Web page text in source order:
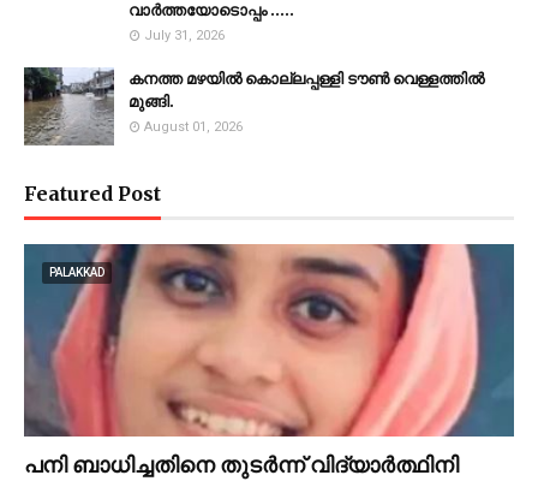
വാർത്തയോടൊപ്പം .....
July 31, 2026
കനത്ത മഴയില്‍ കൊല്ലപ്പള്ളി ടൗണ്‍ വെള്ളത്തില്‍
മുങ്ങി.
August 01, 2026
Featured Post
PALAKKAD
പനി ബാധിച്ചതിനെ തുടര്‍ന്ന് വിദ്യാര്‍ത്ഥിനി